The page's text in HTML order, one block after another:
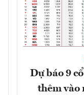
Dự báo 9
thêm vào